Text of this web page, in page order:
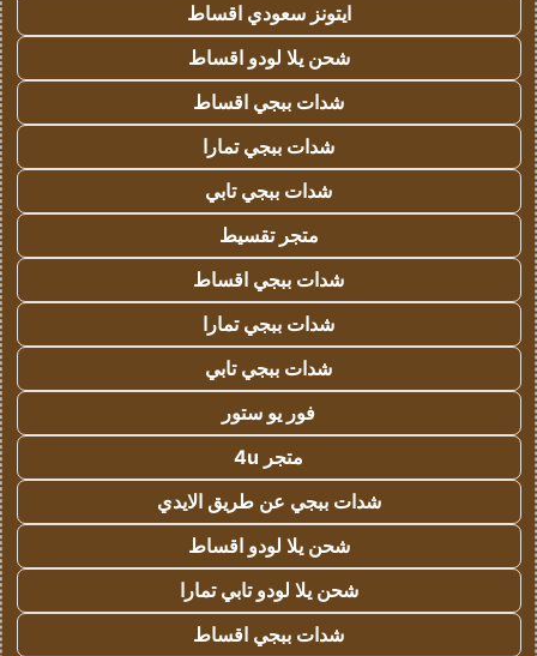
ايتونز سعودي اقساط
شحن يلا لودو اقساط
شدات ببجي اقساط
شدات ببجي تمارا
شدات ببجي تابي
متجر تقسيط
شدات ببجي اقساط
شدات ببجي تمارا
شدات ببجي تابي
فور يو ستور
متجر 4u
شدات ببجي عن طريق الايدي
شحن يلا لودو اقساط
شحن يلا لودو تابي تمارا
شدات ببجي اقساط